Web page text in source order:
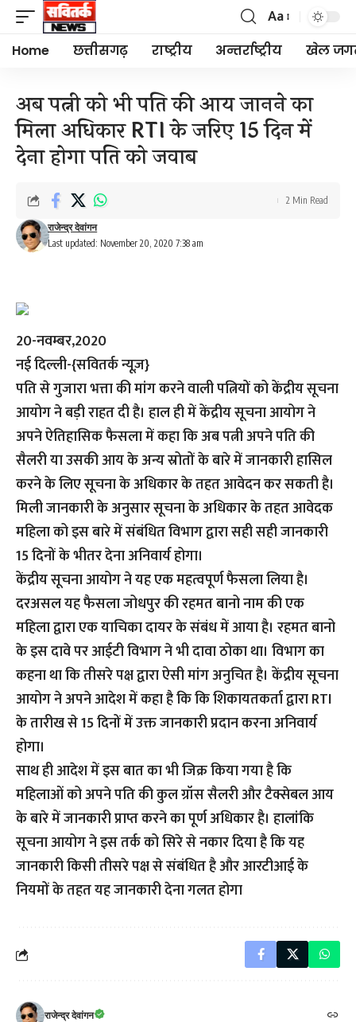
Font
Resizer
Aa
Home छत्तीसगढ़ राष्ट्रीय अन्तर्राष्ट्रीय खेल
अब पत्नी को भी पति की आय जानने का
मिला अधिकार RTI के जरिए 15 दिन में
देना होगा पति को जवाब
Last updated: November 20, 2020 7:38 am
राजेन्द्र देवांगन
2 Min Read
20-नवम्बर,2020
नई दिल्ली-{सवितर्क न्यूज़}
पति से गुजारा भत्ता की मांग करने वाली पत्नियों को केंद्रीय सूचना
आयोग ने बड़ी राहत दी है। हाल ही में केंद्रीय सूचना आयोग ने
अपने ऐतिहासिक फैसला में कहा कि अब पत्नी अपने पति की
सैलरी या उसकी आय के अन्य स्रोतों के बारे में जानकारी हासिल
करने के लिए सूचना के अधिकार के तहत आवेदन कर सकती है।
मिली जानकारी के अनुसार सूचना के अधिकार के तहत आवेदक
महिला को इस बारे में संबंधित विभाग द्वारा सही सही जानकारी
15 दिनों के भीतर देना अनिवार्य होगा।
केंद्रीय सूचना आयोग ने यह एक महत्वपूर्ण फैसला लिया है।
दरअसल यह फैसला जोधपुर की रहमत बानो नाम की एक
महिला द्वारा एक याचिका दायर के संबंध में आया है। रहमत बानो
के इस दावे पर आईटी विभाग ने भी दावा ठोका था। विभाग का
कहना था कि तीसरे पक्ष द्वारा ऐसी मांग अनुचित है। केंद्रीय सूचना
आयोग ने अपने आदेश में कहा है कि कि शिकायतकर्ता द्वारा RTI
के तारीख से 15 दिनों में उक्त जानकारी प्रदान करना अनिवार्य
होगा।
साथ ही आदेश में इस बात का भी जिक्र किया गया है कि
महिलाओं को अपने पति की कुल ग्रॉस सैलरी और टैक्सेबल आय
के बारे में जानकारी प्राप्त करने का पूर्ण अधिकार है। हालांकि
सूचना आयोग ने इस तर्क को सिरे से नकार दिया है कि यह
जानकारी किसी तीसरे पक्ष से संबंधित है और आरटीआई के
नियमों के तहत यह जानकारी देना गलत होगा
राजेन्द्र देवांगन